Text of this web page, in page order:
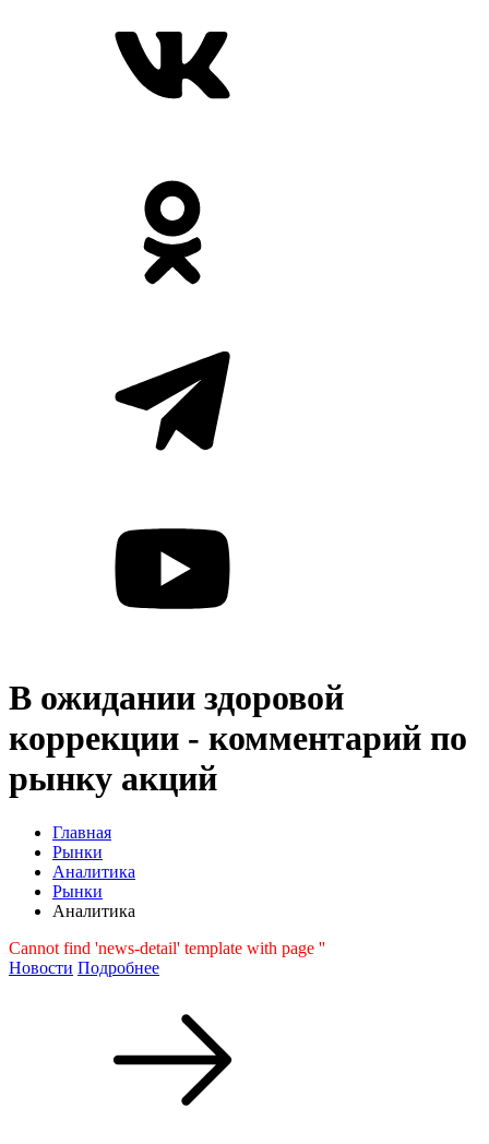
В ожидании здоровой
коррекции - комментарий по
рынку акций
Главная
Рынки
Аналитика
Рынки
Аналитика
Cannot find 'news-detail' template with page ''
Новости Подробнее